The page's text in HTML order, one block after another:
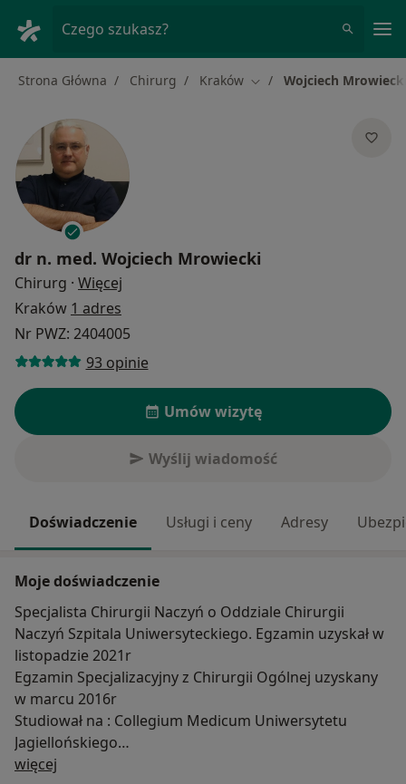
Czego szukasz?
Strona Główna Chirurg Kraków Zmień miasto
Wojciech
dr n. med. Wojciech Mrowiecki
Chirurg · Więcej
Kraków 1 adres
Nr PWZ: 2404005
93 opinie
Umów wizytę
Wyślij wiadomość
Doświadczenie Usługi i ceny Adresy
Moje doświadczenie
Specjalista Chirurgii Naczyń o Oddziale Chirurgii
Naczyń Szpitala Uniwersyteckiego. Egzamin uzyskał w
listopadzie 2021r
Egzamin Specjalizacyjny z Chirurgii Ogólnej uzyskany
w marcu 2016r
Studiował na : Collegium Medicum Uniwersytetu
Jagiellońskiego
Szpital Zakonu Bonifratrów Rezydentura Chirurgia
więcej